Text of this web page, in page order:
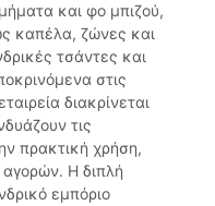
και φο μπιζού,
καπέλα, ζώνες και
τσάντες και
στις
διακρίνεται
τις
πρακτική χρήση,
Η διπλή
εμπόριο